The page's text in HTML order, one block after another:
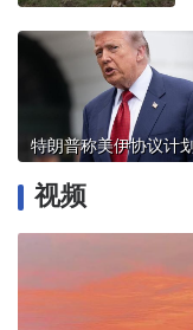
视频